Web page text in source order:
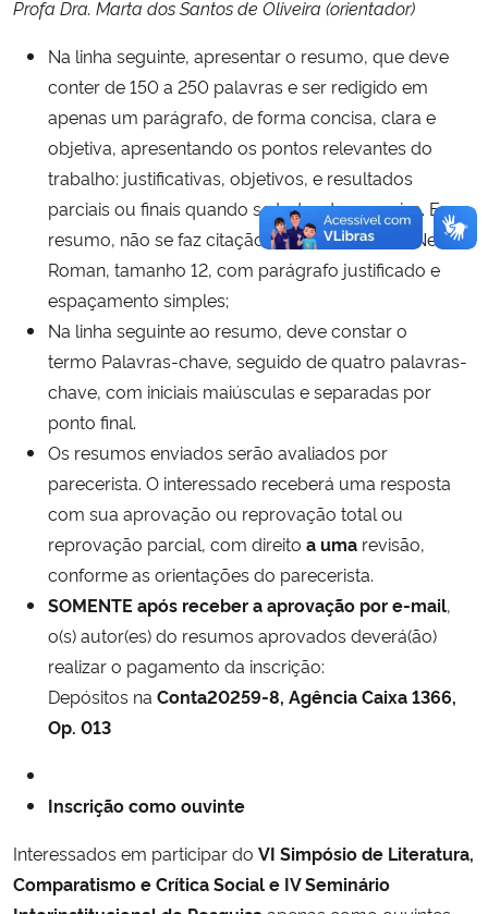
Profa Dra. Marta dos Santos de Oliveira (orientador)
Na linha seguinte, apresentar o resumo, que deve
conter de 150 a 250 palavras e ser redigido em
apenas um parágrafo, de forma concisa, clara e
objetiva, apresentando os pontos relevantes do
trabalho: justificativas, objetivos, e resultados
parciais ou finais quando se tratar de pesquisa. Em
resumo, não se faz citação. Usar fonte Times New
Roman, tamanho 12, com parágrafo justificado e
espaçamento simples;
Na linha seguinte ao resumo, deve constar o
termo Palavras-chave, seguido de quatro palavras-
chave, com iniciais maiúsculas e separadas por
ponto final.
Os resumos enviados serão avaliados por
parecerista. O interessado receberá uma resposta
com sua aprovação ou reprovação total ou
reprovação parcial, com direito a uma revisão,
conforme as orientações do parecerista.
SOMENTE após receber a aprovação por e-mail,
o(s) autor(es) do resumos aprovados deverá(ão)
realizar o pagamento da inscrição:
Depósitos na Conta20259-8, Agência Caixa 1366,
Op. 013
Inscrição como ouvinte
Interessados em participar do VI Simpósio de Literatura,
Comparatismo e Crítica Sociale IV Seminário